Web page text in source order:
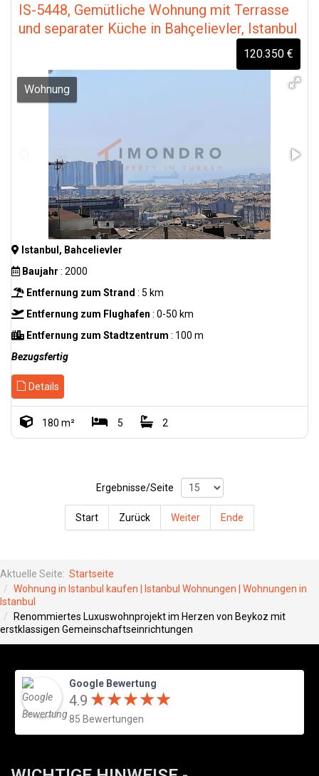
IS-5448, Gemütliche Wohnung mit Terrasse
und separater Küche in Bahçelievler, Istanbul
120.350 €
Wohnung
Istanbul, Bahcelievler
Baujahr : 2000
Entfernung zum Strand : 5 km
Entfernung zum Flughafen : 0-50 km
Entfernung zum Stadtzentrum : 100 m
Bezugsfertig
Details
180 m² 5 2
Ergebnisse/Seite
Start Zurück Weiter Ende
Aktuelle Seite: Startseite
Wohnung in Istanbul kaufen | Istanbul Wohnungen | Wohnungen in
Istanbul
Renommiertes Luxuswohnprojekt im Herzen von Beykoz mit
erstklassigen Gemeinschaftseinrichtungen
Google Bewertung
4.9 ★★★★★
★★★★★
85 Bewertungen